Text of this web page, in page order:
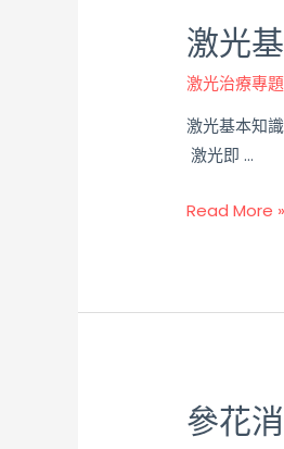
激光
激光治療專題
激光基本知
激光即 …
Read More »
參花